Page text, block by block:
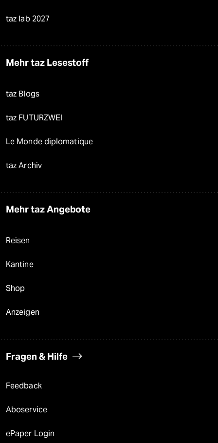
taz lab 2027
Mehr taz Lesestoff
taz Blogs
taz FUTURZWEI
Le Monde diplomatique
taz Archiv
Mehr taz Angebote
Reisen
Kantine
Shop
Anzeigen
Fragen & Hilfe
Feedback
Aboservice
ePaper Login